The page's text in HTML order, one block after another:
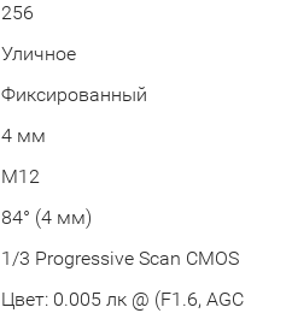
256
Уличное
Фиксированный
4 мм
М12
84° (4 мм)
1/3 Progressive Scan CMOS
Цвет: 0.005 лк @ (F1.6, AGC